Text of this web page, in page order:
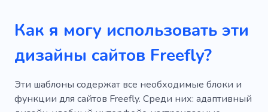
Как я могу использовать эти
дизайны сайтов Freefly?
Эти шаблоны содержат все необходимые блоки и
функции для сайтов Freefly. Среди них: адаптивный